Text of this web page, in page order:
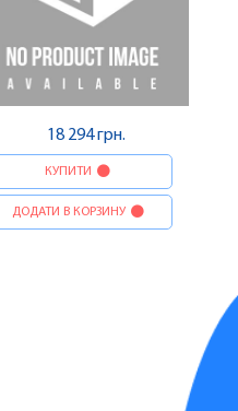
18 294 грн.
КУПИТИ
ДОДАТИ В КОРЗИНУ